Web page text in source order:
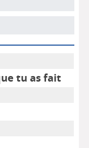
tu as fait